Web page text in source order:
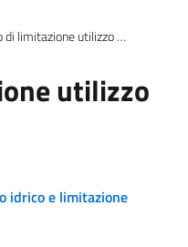
utilizzo acqua potabile
utilizzo
idrico e limitazione